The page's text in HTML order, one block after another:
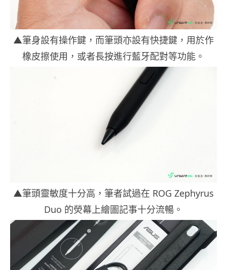
▲筆身設有操作鍵，而筆頭亦設有快捷鍵，用於作
橡皮擦使用，或者長按進行藍牙配對等功能。
▲筆頭靈敏度十分高，筆者試過在 ROG Zephyrus
Duo 的熒幕上繪圖記事十分流暢。